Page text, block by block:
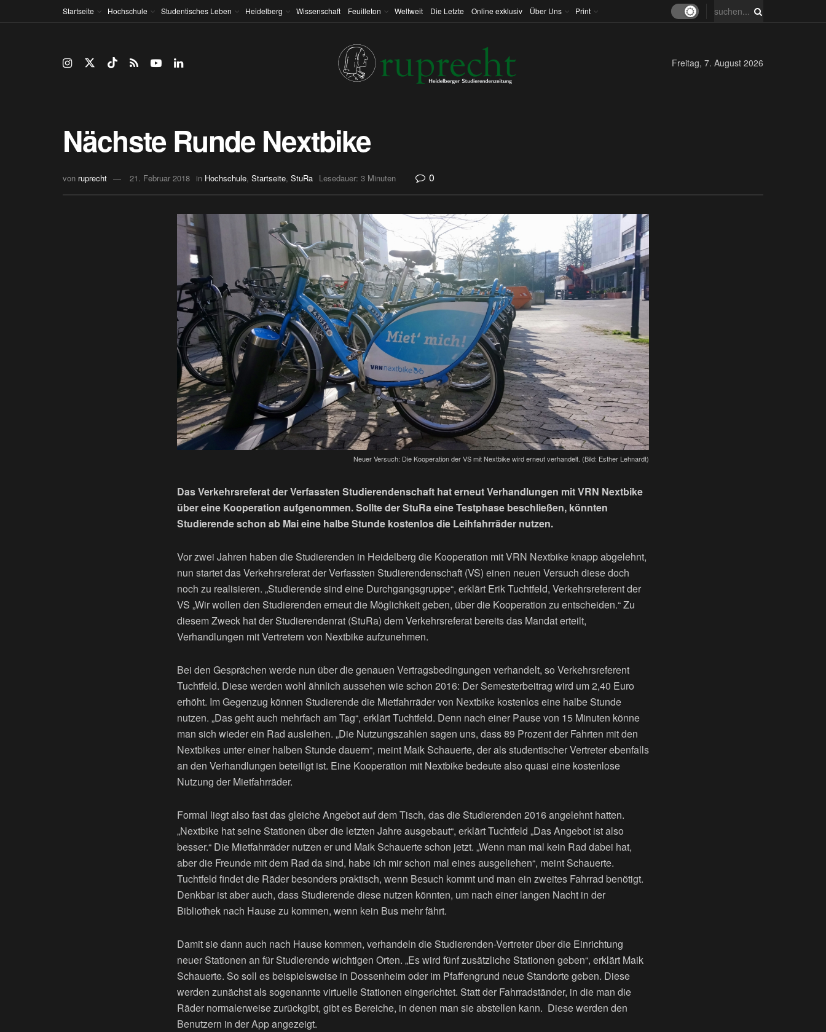
Startseite Hochschule Studentisches Leben Heidelberg Wissenschaft Feuilleton Weltweit Die Letzte Online exklusiv Über Uns Print
Freitag, 7. August 2026
Nächste Runde Nextbike
von ruprecht 21. Februar 2018 in Hochschule, Startseite, StuRa Lesedauer: 3 Minuten 0
Neuer Versuch: Die Kooperation der VS mit Nextbike wird erneut verhandelt. (Bild: Esther Lehnardt)
Das Verkehrsreferat der Verfassten Studierendenschaft hat erneut Verhandlungen mit VRN Nextbike
über eine Kooperation aufgenommen. Sollte der StuRa eine Testphase beschließen, könnten
Studierende schon ab Mai eine halbe Stunde kostenlos die Leihfahrräder nutzen.
Vor zwei Jahren haben die Studierenden in Heidelberg die Kooperation mit VRN Nextbike knapp abgelehnt,
nun startet das Verkehrsreferat der Verfassten Studierendenschaft (VS) einen neuen Versuch diese doch
noch zu realisieren. „Studierende sind eine Durchgangsgruppe“, erklärt Erik Tuchtfeld, Verkehrsreferent der
VS „Wir wollen den Studierenden erneut die Möglichkeit geben, über die Kooperation zu entscheiden.“ Zu
diesem Zweck hat der Studierendenrat (StuRa) dem Verkehrsreferat bereits das Mandat erteilt,
Verhandlungen mit Vertretern von Nextbike aufzunehmen.
Bei den Gesprächen werde nun über die genauen Vertragsbedingungen verhandelt, so Verkehrsreferent
Tuchtfeld. Diese werden wohl ähnlich aussehen wie schon 2016: Der Semesterbeitrag wird um 2,40 Euro
erhöht. Im Gegenzug können Studierende die Mietfahrräder von Nextbike kostenlos eine halbe Stunde
nutzen. „Das geht auch mehrfach am Tag“, erklärt Tuchtfeld. Denn nach einer Pause von 15 Minuten könne
man sich wieder ein Rad ausleihen. „Die Nutzungszahlen sagen uns, dass 89 Prozent der Fahrten mit den
Nextbikes unter einer halben Stunde dauern“, meint Maik Schauerte, der als studentischer Vertreter ebenfalls
an den Verhandlungen beteiligt ist. Eine Kooperation mit Nextbike bedeute also quasi eine kostenlose
Nutzung der Mietfahrräder.
Formal liegt also fast das gleiche Angebot auf dem Tisch, das die Studierenden 2016 angelehnt hatten.
„Nextbike hat seine Stationen über die letzten Jahre ausgebaut“, erklärt Tuchtfeld „Das Angebot ist also
besser.“ Die Mietfahrräder nutzen er und Maik Schauerte schon jetzt. „Wenn man mal kein Rad dabei hat,
aber die Freunde mit dem Rad da sind, habe ich mir schon mal eines ausgeliehen“, meint Schauerte.
Tuchtfeld findet die Räder besonders praktisch, wenn Besuch kommt und man ein zweites Fahrrad benötigt.
Denkbar ist aber auch, dass Studierende diese nutzen könnten, um nach einer langen Nacht in der
Bibliothek nach Hause zu kommen, wenn kein Bus mehr fährt.
Damit sie dann auch nach Hause kommen, verhandeln die Studierenden-Vertreter über die Einrichtung
neuer Stationen an für Studierende wichtigen Orten. „Es wird fünf zusätzliche Stationen geben“, erklärt Maik
Schauerte. So soll es beispielsweise in Dossenheim oder im Pfaffengrund neue Standorte geben. Diese
werden zunächst als sogenannte virtuelle Stationen eingerichtet. Statt der Fahrradständer, in die man die
Räder normalerweise zurückgibt, gibt es Bereiche, in denen man sie abstellen kann. Diese werden den
Benutzern in der App angezeigt.